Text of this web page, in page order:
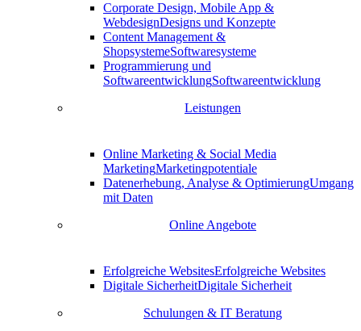
Corporate Design, Mobile App &
WebdesignDesigns und Konzepte
Content Management &
ShopsystemeSoftwaresysteme
Programmierung und
SoftwareentwicklungSoftwareentwicklung
Leistungen
Online Marketing & Social Media
MarketingMarketingpotentiale
Datenerhebung, Analyse & OptimierungUmgang
mit Daten
Online Angebote
Erfolgreiche WebsitesErfolgreiche Websites
Digitale SicherheitDigitale Sicherheit
Schulungen & IT Beratung